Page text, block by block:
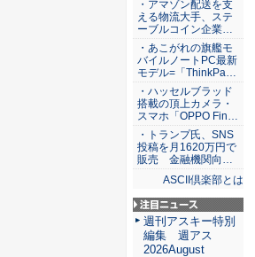
・アマゾン配送を支
える物流大手、ステ
ーブルコイン企業…
・あこがれの旗艦モ
バイルノートPC最新
モデル=「ThinkPa…
・ハッセルブラッド
搭載の頂上カメラ・
スマホ「OPPO Fin…
・トランプ氏、SNS
投稿を月1620万円で
販売 金融機関向…
ASCII倶楽部とは
注目ニュース
週刊アスキー特別
編集 週アス
2026August